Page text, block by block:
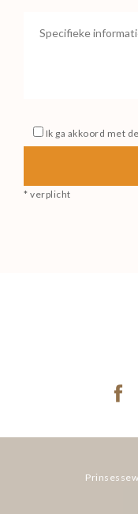
Ik ga akkoord met de
* verplicht